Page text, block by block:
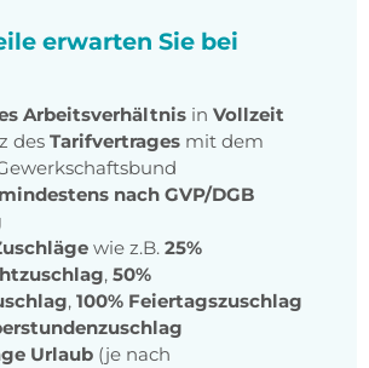
erwarten Sie bei
Arbeitsverhältnis in Vollzeit
des Tarifvertrages mit dem
nach GVP/DGB
wie z.B. 25%
, 50%
, 100% Feiertagszuschlag
Urlaub (je nach